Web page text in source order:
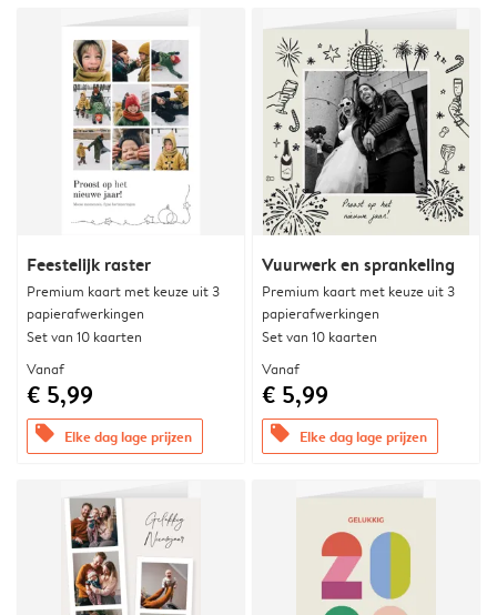
Feestelijk raster
Premium kaart met keuze uit 3
papierafwerkingen
Set van 10 kaarten
Vanaf
€ 5,99
offers Elke dag lage prijzen
Vuurwerk en sprankeling
Premium kaart met keuze uit 3
papierafwerkingen
Set van 10 kaarten
Vanaf
€ 5,99
offers Elke dag lage prijzen